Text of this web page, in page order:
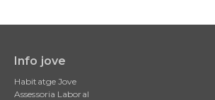
navigation
Info jove
Habitatge Jove
Assessoria Laboral